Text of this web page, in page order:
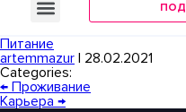
Питание
artemmazur | 28.02.2021
Categories:
← Проживание
Карьера →